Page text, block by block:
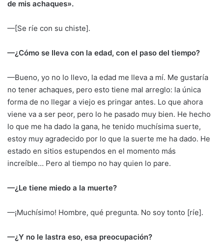
de mis achaques».
—[Se ríe con su chiste].
—¿Cómo se lleva con la edad, con el paso del tiempo?
—Bueno, yo no lo llevo, la edad me lleva a mí. Me gustaría
no tener achaques, pero esto tiene mal arreglo: la única
forma de no llegar a viejo es pringar antes. Lo que ahora
viene va a ser peor, pero lo he pasado muy bien. He hecho
lo que me ha dado la gana, he tenido muchísima suerte,
estoy muy agradecido por lo que la suerte me ha dado. He
estado en sitios estupendos en el momento más
increíble… Pero al tiempo no hay quien lo pare.
—¿Le tiene miedo a la muerte?
—¡Muchísimo! Hombre, qué pregunta. No soy tonto [ríe].
—¿Y no le lastra eso, esa preocupación?